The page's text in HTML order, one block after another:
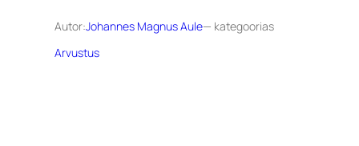
Autor:Johannes Magnus Aule— kategoorias
Arvustus